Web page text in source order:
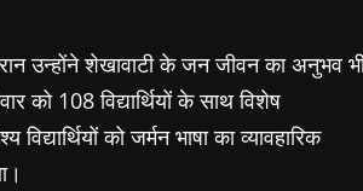
उन्होंने शेखावाटी के जन जीवन का अनुभव
को 108 विद्यार्थियों के साथ विशेष
को जर्मन भाषा का व्यावहारिक